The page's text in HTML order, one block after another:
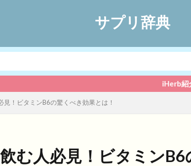
サプリ辞典
iHerb紹介コード「
見！ビタミンB6の驚くべき効果とは！
む人必見！ビタミンB6